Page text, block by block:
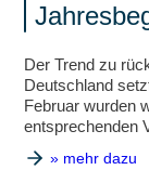
Der Trend zu
Deutschland
Februar wurden
entsprechenden
» mehr dazu